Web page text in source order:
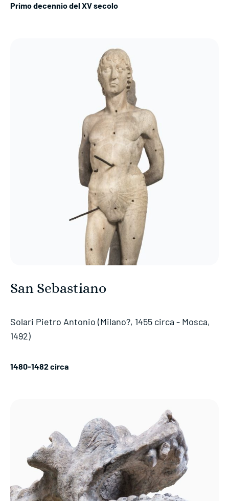
Primo decennio del XV secolo
San Sebastiano
Solari Pietro Antonio (Milano?, 1455 circa - Mosca,
1492)
1480-1482 circa